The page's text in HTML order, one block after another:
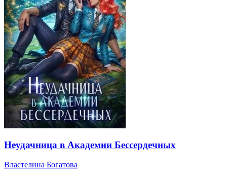
Неудачница в Академии Бессердечных
Властелина Богатова